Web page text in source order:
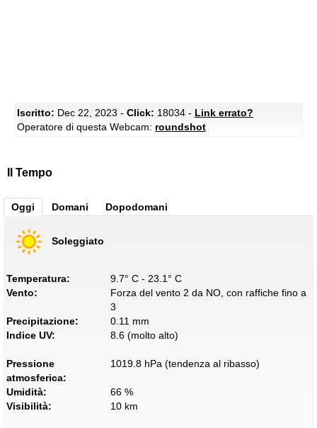
Iscritto: Dec 22, 2023 - Click: 18034 - Link errato?
Operatore di questa Webcam: roundshot
Il Tempo
Oggi Domani Dopodomani
Soleggiato
Temperatura:
9.7° C - 23.1° C
Vento:
Forza del vento 2 da NO, con raffiche fino a
3
Precipitazione:
0.11 mm
Indice UV:
8.6 (molto alto)
Pressione
atmosferica:
1019.8 hPa (tendenza al ribasso)
Umidità:
66 %
Visibilità:
10 km